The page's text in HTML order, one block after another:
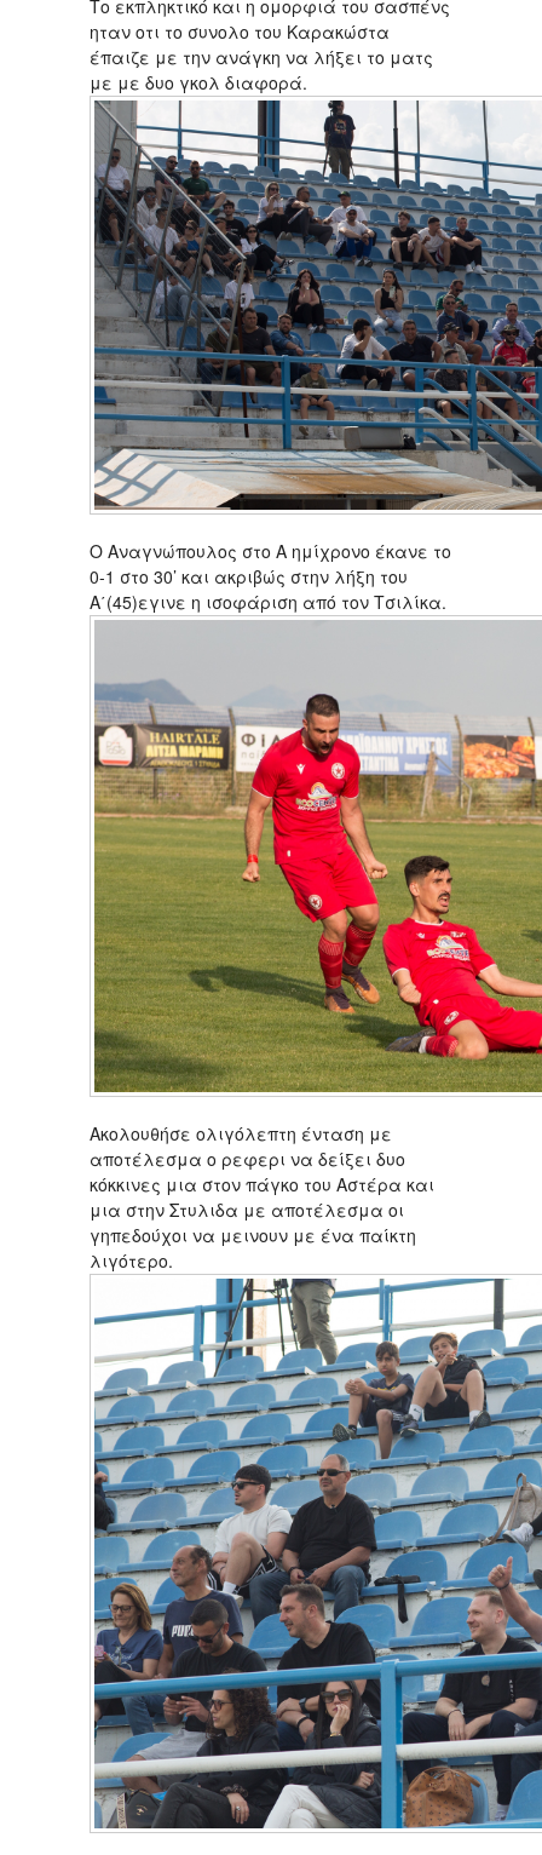
Το εκπληκτικό και η ομορφιά του σασπένς
ηταν οτι το συνολο του Καρακώστα
έπαιζε με την ανάγκη να λήξει το ματς
με με δυο γκολ διαφορά.
Ο Αναγνώπουλος στο Α ημίχρονο έκανε το
0-1 στο 30’ και ακριβώς στην λήξη του
Α΄(45)εγινε η ισοφάριση από τον Τσιλίκα.
Ακολουθήσε ολιγόλεπτη ένταση με
αποτέλεσμα ο ρεφερι να δείξει δυο
κόκκινες μια στον πάγκο του Αστέρα και
μια στην Στυλιδα με αποτέλεσμα οι
γηπεδούχοι να μεινουν με ένα παίκτη
λιγότερο.